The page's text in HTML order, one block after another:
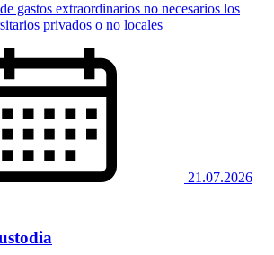
gastos extraordinarios no necesarios los
privados o no locales
21.07.2026